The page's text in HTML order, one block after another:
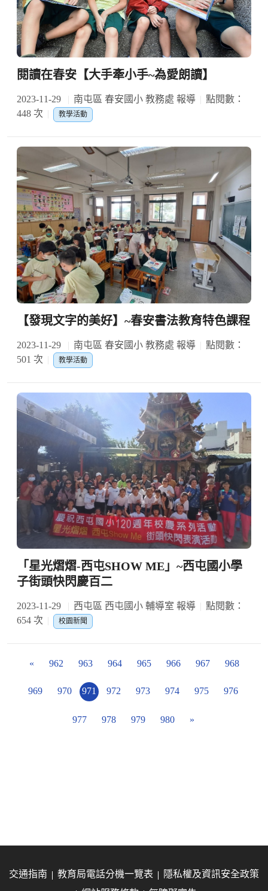
閱讀在春安【大手牽小手~為愛朗讀】
2023-11-29 南屯區 春安國小 教務處 報導
點閱數：
448 次
教學活動
【發現文字的美好】~春安書法教育特色課程
2023-11-29 南屯區 春安國小 教務處 報導
點閱數：
501 次
教學活動
「星光熠熠-西屯SHOW ME」~西屯國小學
子街頭快閃慶百二
2023-11-29 西屯區 西屯國小 輔導室 報導
點閱數：
654 次
校園新聞
« 962 963 964 965 966 967 968
969 970 971 972 973 974 975 976
977 978 979 980 »
交通指南 教育局電話分機一覽表
隱私權及資訊安全政策